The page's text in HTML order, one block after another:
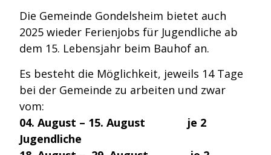
Die Gemeinde Gondelsheim bietet auch
2025 wieder Ferienjobs für Jugendliche ab
dem 15. Lebensjahr beim Bauhof an.
Es besteht die Möglichkeit, jeweils 14 Tage
bei der Gemeinde zu arbeiten und zwar
vom:
04. August – 15. August je 2
Jugendliche